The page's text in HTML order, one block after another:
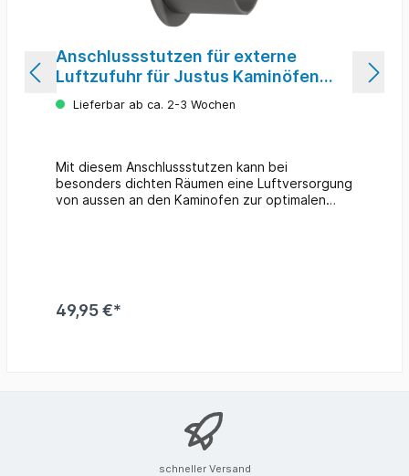
Anschlussstutzen für externe
Luftzufuhr für Justus Kaminöfen
#920069
Lieferbar ab ca. 2-3 Wochen
Mit diesem Anschlussstutzen kann bei
besonders dichten Räumen eine Luftversorgung
von aussen an den Kaminofen zur optimalen
49,95 €*
schneller Versand